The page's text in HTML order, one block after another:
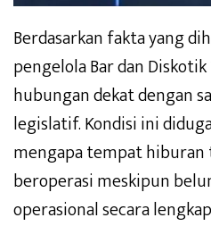
Berdasarkan fakta yang
pengelola Bar dan
hubungan dekat dengan
legislatif. Kondisi ini
mengapa tempat
beroperasi meskipun
operasional secara